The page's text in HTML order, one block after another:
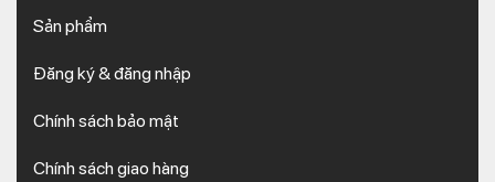
Sản phẩm
Đăng ký & đăng nhập
Chính sách bảo mật
Chính sách giao hàng